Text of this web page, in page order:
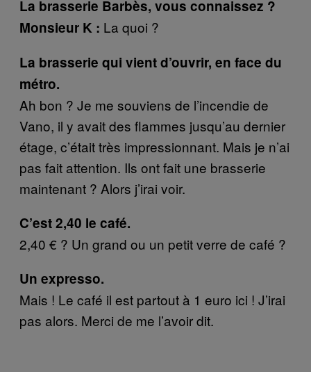
La brasserie Barbès, vous connaissez ?
Monsieur K : La quoi ?
La brasserie qui vient d’ouvrir, en face du
métro.
Ah bon ? Je me souviens de l’incendie de
Vano, il y avait des flammes jusqu’au dernier
étage, c’était très impressionnant. Mais je n’ai
pas fait attention. Ils ont fait une brasserie
maintenant ? Alors j’irai voir.
C’est 2,40 le café.
2,40 € ? Un grand ou un petit verre de café ?
Un expresso.
Mais ! Le café il est partout à 1 euro ici ! J’irai
pas alors. Merci de me l’avoir dit.